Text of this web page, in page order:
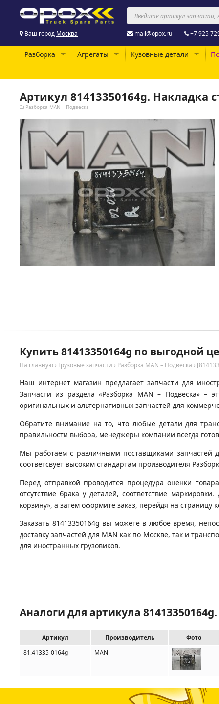
Ваш город Москва mail@opox.ru +7 925
Разборка Агрегаты Кузовные детали
Артикул 81413350164g. Накладка
Разборка MAN – Подвеска
Купить 81413350164g по выгодной
На главную › Грузовые запчасти › Разборка MAN – Подвеска ›
Наш интернет магазин предлагает запчасти для
Запчасти из раздела «Разборка MAN – Подвеска» –
оригинальных и альтернативных запчастей для
Обратите внимание на то, что любые детали для
правильности выбора, менеджеры компании всегда
Мы работаем с различными поставщиками запчастей
соответсвует высоким стандартам производителя
Перед отправкой проводится процедура оценки
отсутствие брака у деталей, соответствие
корзину», а затем оформите заказ, перейдя на страницу
Заказать 81413350164g вы можете в любое время,
доставку запчастей для MAN как по Москве, так и
для иностранных грузовиков.
Аналоги для артикула
Артикул Производитель
Фото
81.41335-0164g
MAN